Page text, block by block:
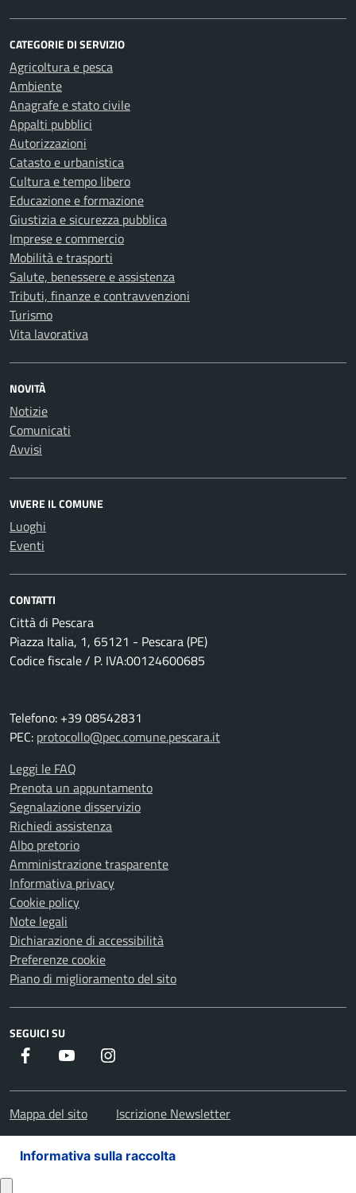
CATEGORIE DI SERVIZIO
Agricoltura e pesca
Ambiente
Anagrafe e stato civile
Appalti pubblici
Autorizzazioni
Catasto e urbanistica
Cultura e tempo libero
Educazione e formazione
Giustizia e sicurezza pubblica
Imprese e commercio
Mobilità e trasporti
Salute, benessere e assistenza
Tributi, finanze e contravvenzioni
Turismo
Vita lavorativa
NOVITÀ
Notizie
Comunicati
Avvisi
VIVERE IL COMUNE
Luoghi
Eventi
CONTATTI
Città di Pescara
Piazza Italia, 1, 65121 - Pescara (PE)
Codice fiscale / P. IVA:00124600685
Telefono: +39 08542831
PEC: protocollo@pec.comune.pescara.it
Leggi le FAQ
Prenota un appuntamento
Segnalazione disservizio
Richiedi assistenza
Albo pretorio
Amministrazione trasparente
Informativa privacy
Cookie policy
Note legali
Dichiarazione di accessibilità
Preferenze cookie
Piano di miglioramento del sito
SEGUICI SU
Facebook Youtube
Mappa del sito Iscrizione Newsletter
Informativa sulla raccolta